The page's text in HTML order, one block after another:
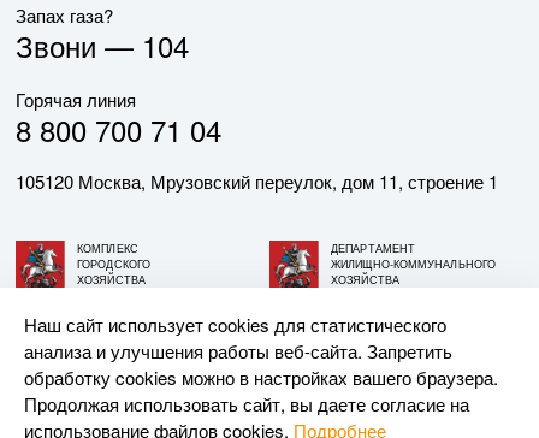
Запах газа?
Звони — 104
Горячая линия
8 800 700 71 04
105120 Москва, Мрузовский переулок, дом 11, строение 1
КОМПЛЕКС
ГОРОДСКОГО
ХОЗЯЙСТВА
ДЕПАРТАМЕНТ
ЖИЛИЩНО-КОММУНАЛЬНОГО
ХОЗЯЙСТВА
© АО «МОСГАЗ», 2026. При использовании материалов
ссылка на сайт обязательна.
Наш сайт использует cookies для статистического
анализа и улучшения работы веб-сайта. Запретить
обработку cookies можно в настройках вашего браузера.
Продолжая использовать сайт, вы даете согласие на
использование файлов cookies. Подробнее